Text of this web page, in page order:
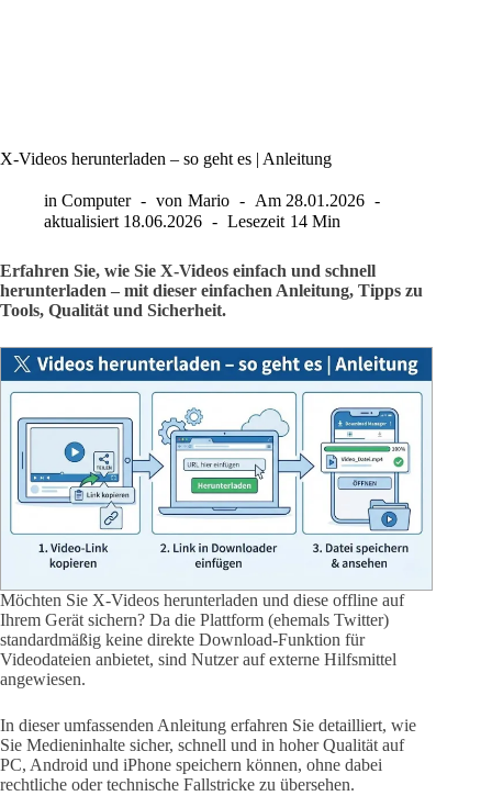
X-Videos herunterladen – so geht es | Anleitung
in Computer von Mario Am 28.01.2026
aktualisiert 18.06.2026 Lesezeit 14 Min
Erfahren Sie, wie Sie X-Videos einfach und schnell
herunterladen – mit dieser einfachen Anleitung, Tipps zu
Tools, Qualität und Sicherheit.
Möchten Sie X-Videos herunterladen und diese offline auf
Ihrem Gerät sichern? Da die Plattform (ehemals Twitter)
standardmäßig keine direkte Download-Funktion für
Videodateien anbietet, sind Nutzer auf externe Hilfsmittel
angewiesen.
In dieser umfassenden Anleitung erfahren Sie detailliert, wie
Sie Medieninhalte sicher, schnell und in hoher Qualität auf
PC, Android und iPhone speichern können, ohne dabei
rechtliche oder technische Fallstricke zu übersehen.